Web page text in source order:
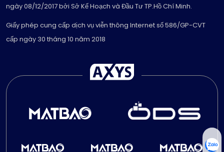
ngày 08/12/2017 bởi Sở Kế Hoạch và Đầu Tư TP.Hồ Chí Minh.
Giấy phép cung cấp dịch vụ viễn thông Internet số 586/GP-CVT
cấp ngày 30 tháng 10 năm 2018